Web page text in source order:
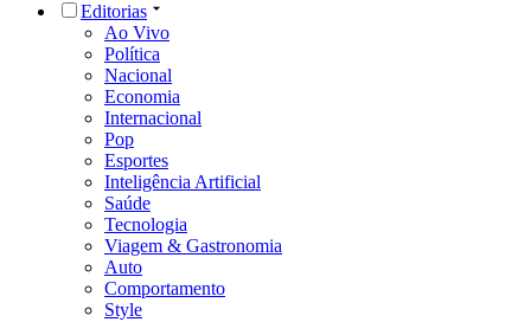
Editorias
Ao Vivo
Política
Nacional
Economia
Internacional
Pop
Esportes
Inteligência Artificial
Saúde
Tecnologia
Viagem & Gastronomia
Auto
Comportamento
Style